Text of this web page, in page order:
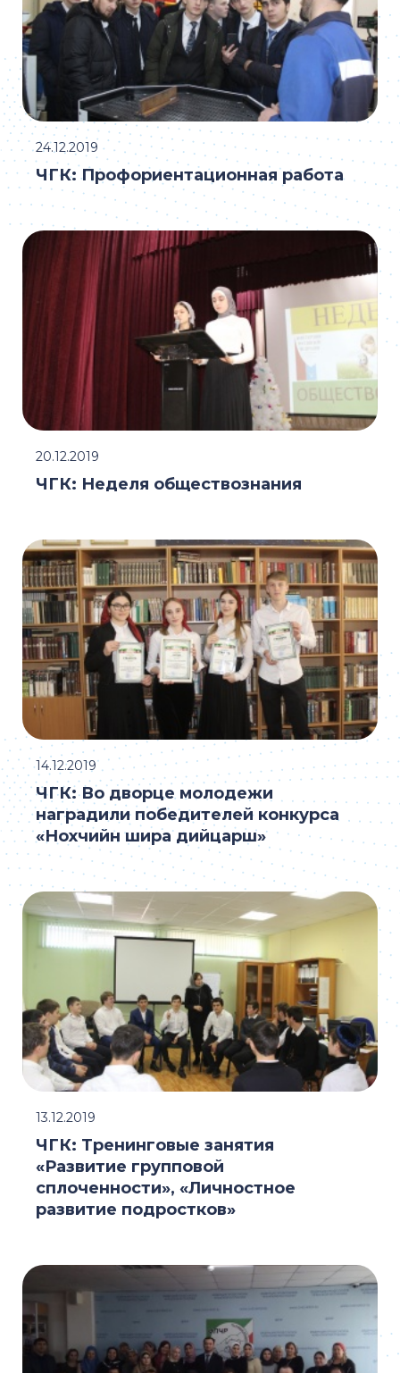
ЧГК: Профориентационная работа
24.12.2019
ЧГК: Неделя обществознания
20.12.2019
ЧГК: Во дворце молодежи
наградили победителей конкурса
«Нохчийн шира дийцарш»
14.12.2019
ЧГК: Тренинговые занятия
«Развитие групповой
сплоченности», «Личностное
развитие подростков»
13.12.2019